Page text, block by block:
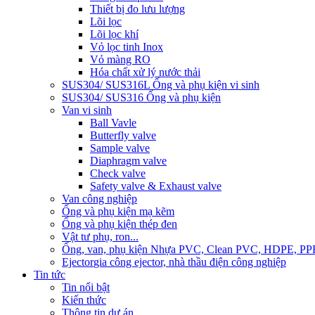
Thiết bị đo lưu lượng
Lõi lọc
Lõi lọc khí
Vỏ lọc tinh Inox
Vỏ màng RO
Hóa chất xử lý nước thải
SUS304/ SUS316L Ống và phụ kiện vi sinh
SUS304/ SUS316 Ống và phụ kiện
Van vi sinh
Ball Vavle
Butterfly valve
Sample valve
Diaphragm valve
Check valve
Safety valve & Exhaust valve
Van công nghiệp
Ống và phụ kiện mạ kẽm
Ống và phụ kiện thép đen
Vật tư phụ, ron...
Ống, van, phụ kiện Nhựa PVC, Clean PVC, HDPE,
Ejectorgia công ejector, nhà thầu điện công nghiệp
Tin tức
Tin nổi bật
Kiến thức
Thông tin dự án